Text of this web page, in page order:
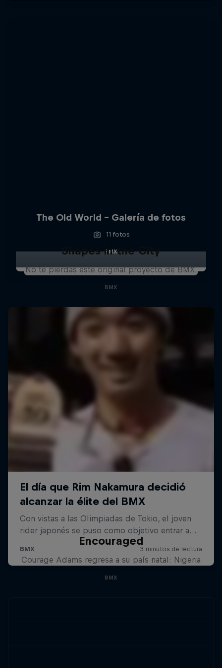
The Old World – Galería de fotos
11 fotos
BMX
Shapes in the City
No te pierdas este original proyecto de BMX.
BMX
Encouraged
Courage Adams regresa a su país natal: Nigeria
BMX